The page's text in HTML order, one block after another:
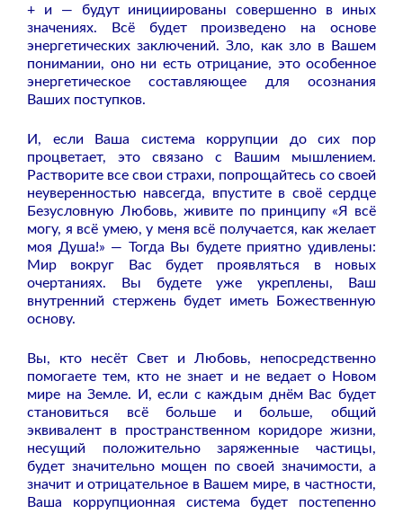
+ и — будут инициированы совершенно в иных
значениях. Всё будет произведено на основе
энергетических заключений. Зло, как зло в Вашем
понимании, оно ни есть отрицание, это особенное
энергетическое составляющее для осознания
Ваших поступков.
И, если Ваша система коррупции до сих пор
процветает, это связано с Вашим мышлением.
Растворите все свои страхи, попрощайтесь со своей
неуверенностью навсегда, впустите в своё сердце
Безусловную Любовь, живите по принципу «Я всё
могу, я всё умею, у меня всё получается, как желает
моя Душа!» — Тогда Вы будете приятно удивлены:
Мир вокруг Вас будет проявляться в новых
очертаниях. Вы будете уже укреплены, Ваш
внутренний стержень будет иметь Божественную
основу.
Вы, кто несёт Свет и Любовь, непосредственно
помогаете тем, кто не знает и не ведает о Новом
мире на Земле. И, если с каждым днём Вас будет
становиться всё больше и больше, общий
эквивалент в пространственном коридоре жизни,
несущий положительно заряженные частицы,
будет значительно мощен по своей значимости, а
значит и отрицательное в Вашем мире, в частности,
Ваша коррупционная система будет постепенно